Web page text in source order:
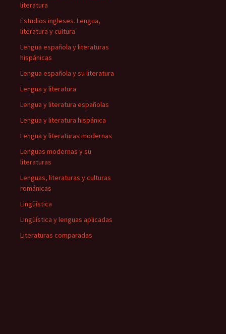
literatura
Estudios ingleses. Lengua,
literatura y cultura
Lengua española y literaturas
hispánicas
Lengua española y su literatura
Lengua y literatura
Lengua y literatura españolas
Lengua y literatura hispánica
Lengua y literaturas modernas
Lenguas modernas y su
literaturas
Lenguas, literaturas y culturas
románicas
Lingüística
Lingüística y lenguas aplicadas
Literaturas comparadas